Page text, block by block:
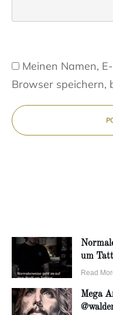
Meinen Namen,
Browser speichern,
um
Read
Mega